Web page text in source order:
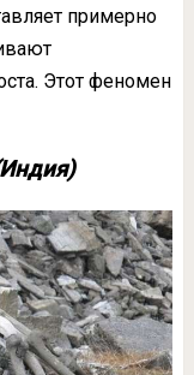
примерно
Этот феномен